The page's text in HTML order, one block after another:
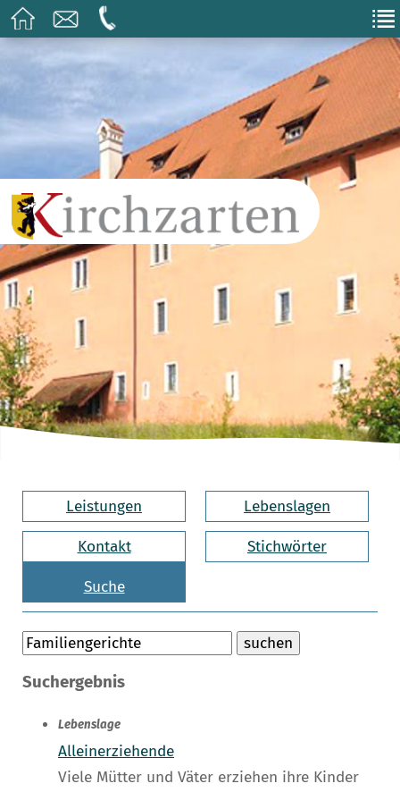
Leistungen Lebenslagen
Kontakt Stichwörter
Suche
Suchergebnis
Lebenslage
Alleinerziehende
Viele Mütter und Väter erziehen ihre Kinder